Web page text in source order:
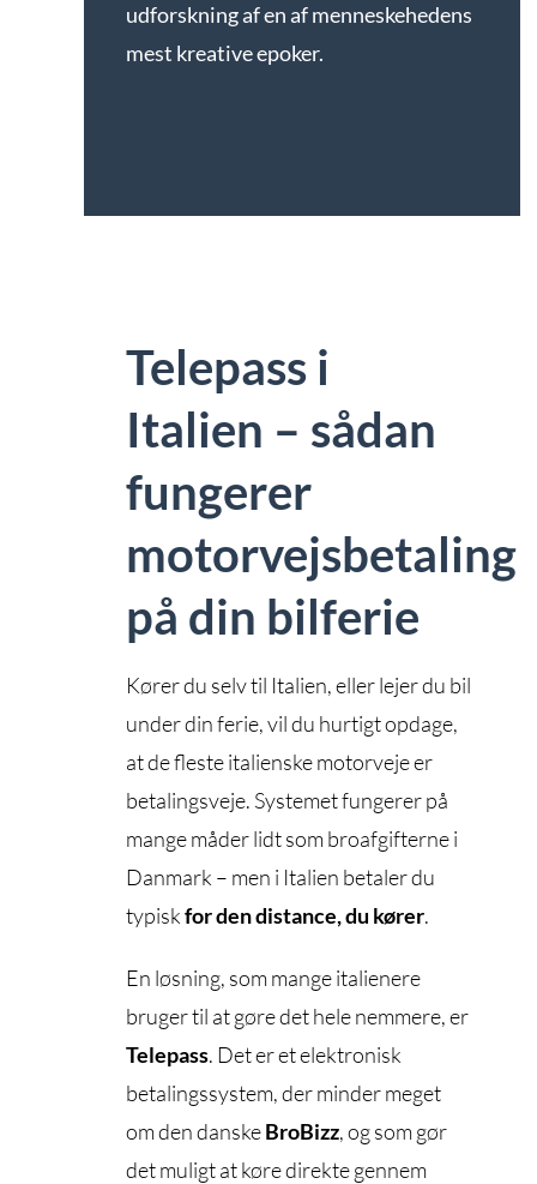
udforskning af en af menneskehedens
mest kreative epoker.
Telepass i
Italien – sådan
fungerer
motorvejsbetaling
på din bilferie
Kører du selv til Italien, eller lejer du bil
under din ferie, vil du hurtigt opdage,
at de fleste italienske motorveje er
betalingsveje. Systemet fungerer på
mange måder lidt som broafgifterne i
Danmark – men i Italien betaler du
typiskfor den distance, du kører.
En løsning, som mange italienere
bruger til at gøre det hele nemmere, er
Telepass. Det er et elektronisk
betalingssystem, der minder meget
om den danskeBroBizz, og som gør
det muligt at køre direkte gennem